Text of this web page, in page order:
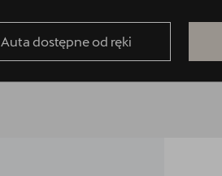
Auta dostępne od ręki